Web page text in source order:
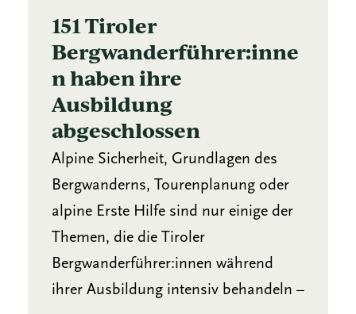
151 Tiroler
Bergwanderführer:inne
n haben ihre
Ausbildung
abgeschlossen
Alpine Sicherheit, Grundlagen des
Bergwanderns, Tourenplanung oder
alpine Erste Hilfe sind nur einige der
Themen, die die Tiroler
Bergwanderführer:innen während
ihrer Ausbildung intensiv behandeln –